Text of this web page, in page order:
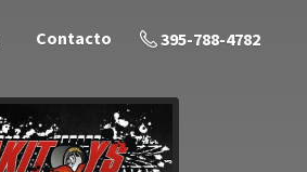
Contacto 395-788-4782